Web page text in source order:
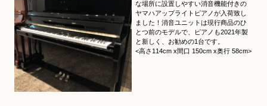
な場所に設置しやすい消音機能付きの
ヤマハアップライトピアノが入荷致し
ました！消音ユニットは現行商品のひ
とつ前のモデルで、ピアノも2021年製
と新しく、お勧めの1台です。
<高さ114cm x間口 150cm x奥行 58cm>